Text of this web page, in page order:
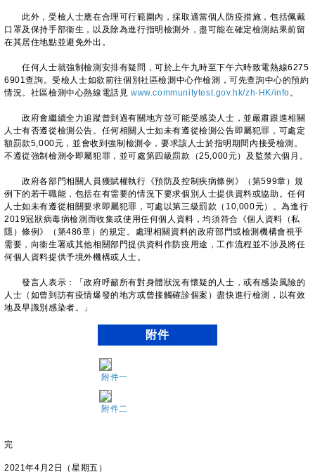
此外，受檢人士應在合理可行範圍內，採取適當個人防疫措施，包括佩戴
口罩及保持手部衞生，以及除為進行指明檢測外，盡可能在確定檢測結果前留
在其居住地點並避免外出。
任何人士就強制檢測安排有疑問，可於上午九時至下午六時致電熱線6275
6901查詢。受檢人士如欲前往個別社區檢測中心作檢測，可先查詢中心的預約
情況。社區檢測中心熱線電話見www.communitytest.gov.hk/zh-HK/info。
政府會繼續全力追蹤曾到過有關地方並可能受感染人士，並嚴肅跟進相關
人士有否遵從檢測公告。任何相關人士如未有遵從檢測公告即屬犯罪，可處定
額罰款5,000元，並會收到強制檢測令，要求該人士於指明期間內接受檢測。
不遵從強制檢測令即屬犯罪，並可處第四級罰款（25,000元）及監禁六個月。
政府各部門相關人員獲賦權執行《預防及控制疾病條例》（第599章）規
例下的若干職能，包括在有需要的情況下要求個別人士提供資料或協助。任何
人士如未有遵從相關要求即屬犯罪，可處以第三級罰款（10,000元）。為進行
2019冠狀病毒病檢測而收集或使用任何個人資料，均須符合《個人資料（私
隱）條例》（第486章）的規定。處理相關資料的政府部門或檢測機構會視乎
需要，向衞生署或其他相關部門提供資料作防疫用途，工作流程並不涉及將任
何個人資料提供予境外機構或人士。
發言人表示：「政府呼籲所有對身體狀況有懷疑的人士，或有感染風險的
人士（如曾到訪有疫情爆發的地方或曾接觸確診個案）盡快進行檢測，以有效
地及早識別感染者。」
附件
附件一
附件二
完
2021年4月2日（星期五）